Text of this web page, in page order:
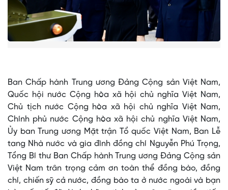
Ban Chấp hành Trung ương Đảng Cộng sản Việt Nam,
Quốc hội nước Cộng hòa xã hội chủ nghĩa Việt Nam,
Chủ tịch nước Cộng hòa xã hội chủ nghĩa Việt Nam,
Chính phủ nước Cộng hòa xã hội chủ nghĩa Việt Nam,
Ủy ban Trung ương Mặt trận Tổ quốc Việt Nam, Ban Lễ
tang Nhà nước và gia đình đồng chí Nguyễn Phú Trọng,
Tổng Bí thư Ban Chấp hành Trung ương Đảng Cộng sản
Việt Nam trân trọng cảm ơn toàn thể đồng bào, đồng
chí, chiến sỹ cả nước, đồng bào ta ở nước ngoài và bạn